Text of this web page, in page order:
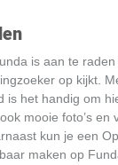
is aan te
op kijkt.
is het handig om
mooie foto’s en
kun je een
maken op